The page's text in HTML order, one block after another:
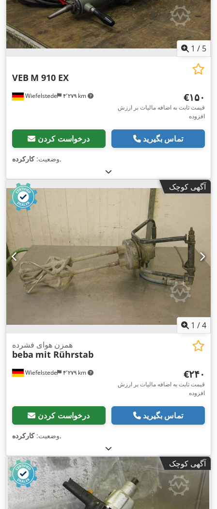
1 / 5
Wiefelstede ۴٬۲۷۹ km
VEB M 910 EX
‎€۱۵۰
قیمت ثابت به اضافه مالیات بر ارزش
افزوده
درخواست کردن تماس بگیرید
وضعیت:کارکرده ,
آگهی کوچک
1 /4
Wiefelstede ۴٬۲۷۹ km
همزن هوای فشرده
beba mit Rührstab
‎€۲۴۰
قیمت ثابت به اضافه مالیات بر ارزش
افزوده
درخواست کردن تماس بگیرید
وضعیت:کارکرده ,
آگهی کوچک